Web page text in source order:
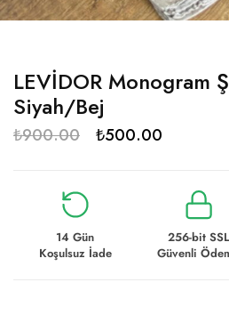
LEVİDOR Monogram
Siyah/Bej
₺900.00 ₺500.00
14 Gün
Koşulsuz İade
256-bit SSL
Güvenli